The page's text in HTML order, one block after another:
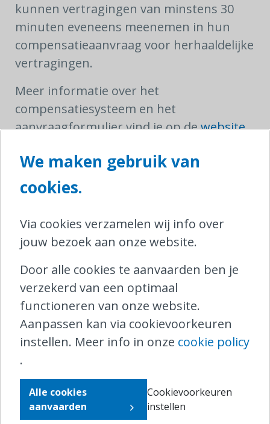
kunnen vertragingen van minstens 30
minuten eveneens meenemen in hun
compensatieaanvraag voor herhaaldelijke
vertragingen.
Meer informatie over het
compensatiesysteem en het
aanvraagformulier vind je op dewebsite
Opgelet: in het internationale verkeer
gelden andere compensatieregels.
De NMBS bevestigt op haar website dat
de voorwaarden voor terugbetaling en
omruiling van tickets hetzelfde blijven
wanneer er een staking is.
Op dewebsite van de NMBSvind je meer
informatie over de geplande staking,
alsook een overzicht van veelgestelde
Op onze website vindt u een
van uw rechten als treinreiziger.
We maken gebruik van
cookies.
Via cookies verzamelen wij info over
jouw bezoek aan onze website.
Door alle cookies te aanvaarden ben je
verzekerd van een optimaal
functioneren van onze website.
Aanpassen kan via cookievoorkeuren
instellen. Meer info in onze cookie policy
.
Alle cookies
aanvaarden
Cookievoorkeuren
instellen